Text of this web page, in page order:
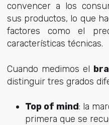
convencer a los
sus productos, lo que
factores como el
características técnicas.
Cuando medimos el
distinguir tres grados
Top of mind: la
primera que se